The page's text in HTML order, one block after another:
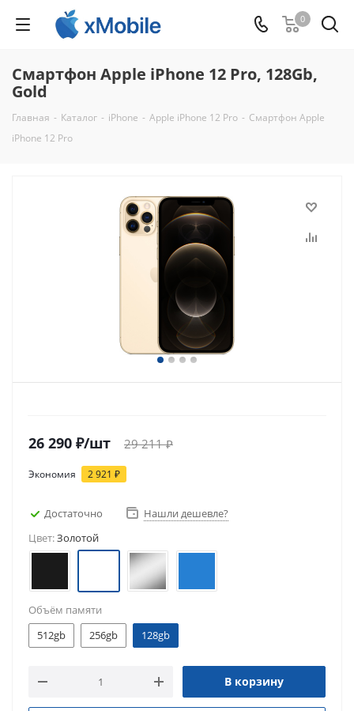
0
Смартфон Apple iPhone 12 Pro, 128Gb,
Gold
Главная - Каталог - iPhone - Apple iPhone 12 Pro - Смартфон Apple
iPhone 12 Pro
26 290 ₽/шт 29 211₽
Экономия 2 921 ₽
Достаточно
Нашли дешевле?
Цвет:Золотой
Объём памяти
512gb
256gb 128gb
В корзину